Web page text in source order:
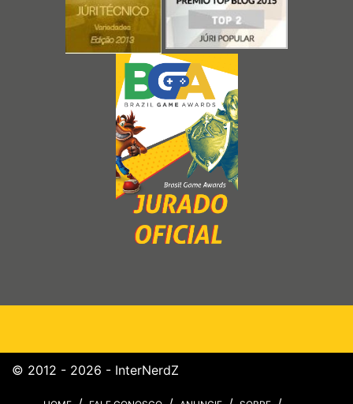
© 2012 - 2026 - InterNerdZ